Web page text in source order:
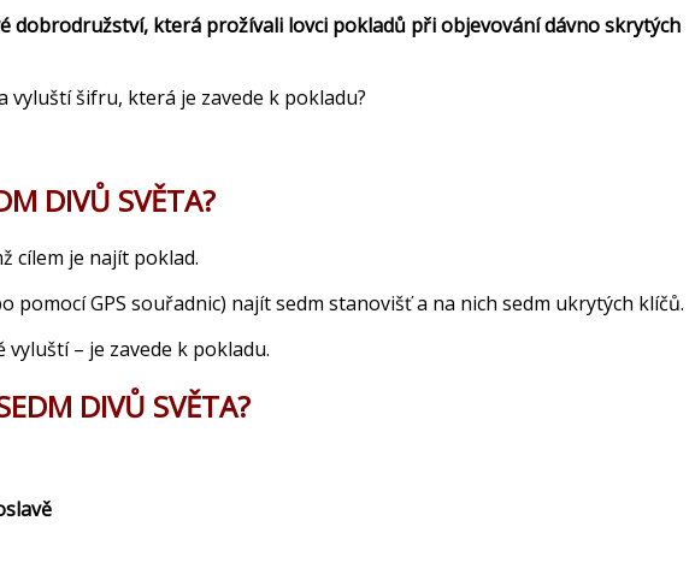
která prožívali lovci pokladů při objevování dávno skrytých
vyluští šifru, která je zavede k pokladu?
DIVŮ SVĚTA?
cílem je najít poklad.
GPS souřadnic) najít sedm stanovišť a na nich sedm ukrytých klíčů.
– je zavede k pokladu.
DIVŮ SVĚTA?